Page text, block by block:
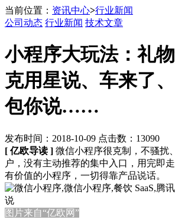
当前位置： 资讯中心>行业新闻
公司动态 行业新闻 技术文章
小程序大玩法：礼
克用星说、车来了、
包你说……
发布时间：2018-10-09 点击数：13090
[ 亿欧导读 ] 微信小程序很克制，不骚扰
户，没有主动推荐的集中入口，用完即
有价值的小程序，一切得靠产品说话。
图片来自“亿欧网”